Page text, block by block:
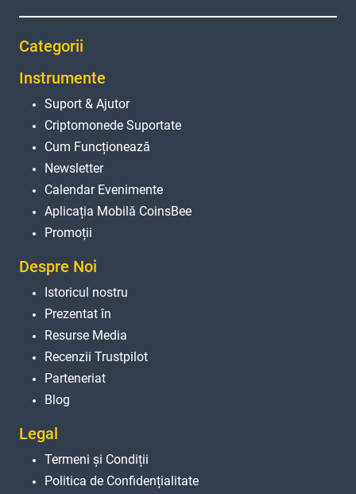
Categorii
Instrumente
Suport & Ajutor
Criptomonede Suportate
Cum Funcționează
Newsletter
Calendar Evenimente
Aplicația Mobilă CoinsBee
Promoții
Despre Noi
Istoricul nostru
Prezentat în
Resurse Media
Recenzii Trustpilot
Parteneriat
Blog
Legal
Termeni și Condiții
Politica de Confidențialitate